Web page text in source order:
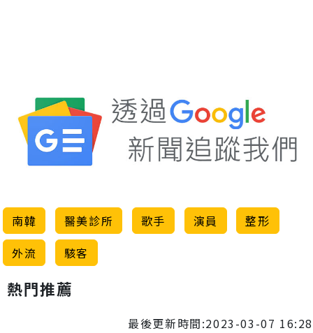
南韓 醫美診所 歌手 演員
整形
外流
駭客
熱門推薦
最後更新時間:2023-03-07 16:28